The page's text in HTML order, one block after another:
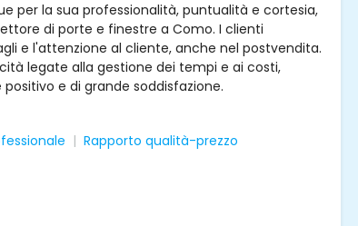
per la sua professionalità, puntualità e cortesia,
di porte e finestre a Como. I clienti
e l'attenzione al cliente, anche nel postvendita.
legate alla gestione dei tempi e ai costi,
e di grande soddisfazione.
Rapporto qualità-prezzo